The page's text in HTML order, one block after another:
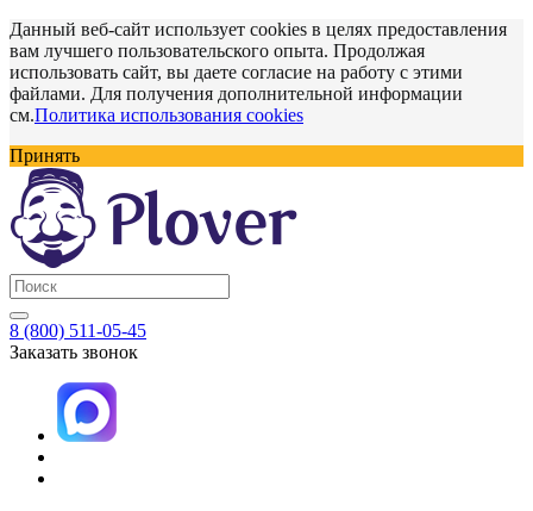
Данный веб-сайт использует cookies в целях предоставления
вам лучшего пользовательского опыта. Продолжая
использовать сайт, вы даете согласие на работу с этими
файлами. Для получения дополнительной информации
см.Политика использования cookies
Принять
8 (800) 511-05-45
Заказать звонок